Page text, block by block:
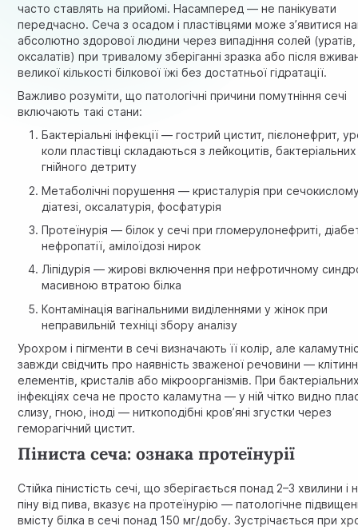
часто ставлять на прийомі. Насамперед — не панікувати
передчасно. Сеча з осадом і пластівцями може з’явитися
абсолютно здорової людини через випадіння солей (уратів,
оксалатів) при тривалому зберіганні зразка або після
великої кількості білкової їжі без достатньої гідратації.
Важливо розуміти, що патологічні причини помутніння сечі
включають такі стани:
Бактеріальні інфекції — гострий цистит, пієлонефрит,
коли пластівці складаються з лейкоцитів, бактеріальних
гнійного детриту
Метаболічні порушення — кристалурія при
діатезі, оксалатурія, фосфатурія
Протеїнурія — білок у сечі при гломерулонефриті,
нефропатії, амілоїдозі нирок
Ліпідурія — жирові включення при нефротичному
масивною втратою білка
Контамінація вагінальними виділеннями у жінок при
неправильній техніці збору аналізу
Урохром і пігменти в сечі визначають її колір, але
завжди свідчить про наявність зваженої речовини —
елементів, кристалів або мікроорганізмів. При
інфекціях сеча не просто каламутна — у ній чітко видно
слизу, гною, іноді — ниткоподібні кров’яні згустки через
геморагічний цистит.
Піниста сеча: ознака протеїнурії
Стійка пінистість сечі, що зберігається понад 2–3 хвилини і
піну від пива, вказує на протеїнурію — патологічне
вмісту білка в сечі понад 150 мг/добу. Зустрічається при